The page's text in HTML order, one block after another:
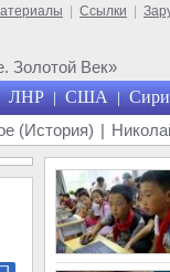
Ссылки
Золотой Век»
ЛНР | США |
(История) |